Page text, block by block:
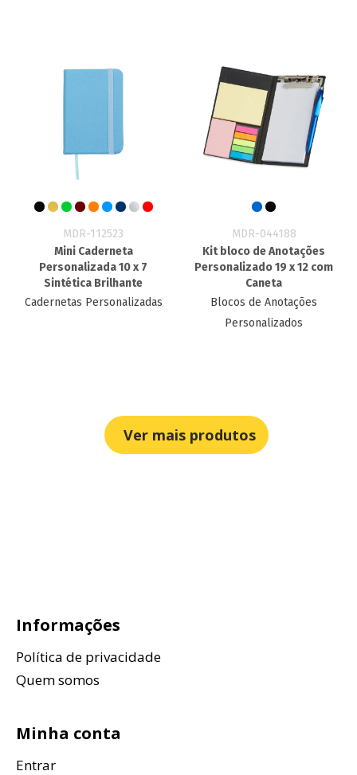
MDR-112523
Mini Caderneta
Personalizada 10 x 7
Sintética Brilhante
Cadernetas Personalizadas
MDR-044188
Kit bloco de Anotações
Personalizado 19 x 12​ com
Caneta
Blocos de Anotações
Personalizados
Ver mais produtos
Informações
Política de privacidade
Quem somos
Minha conta
Entrar